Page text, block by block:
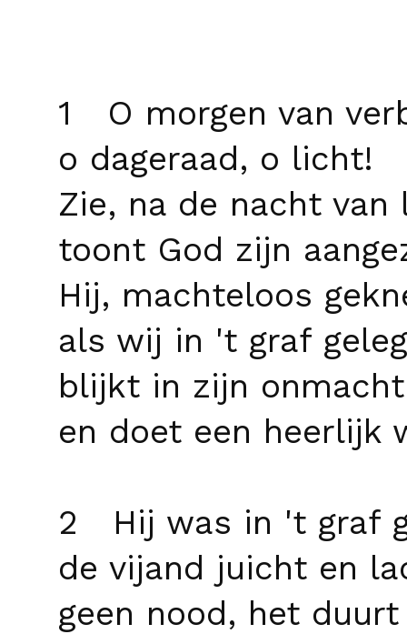
1 O morgen van
o dageraad, o licht!
Zie, na de nacht van
toont God zijn
Hij, machteloos
als wij in 't graf
blijkt in zijn
en doet een heerlijk
2 Hij was in 't graf
de vijand juicht en
geen nood, het